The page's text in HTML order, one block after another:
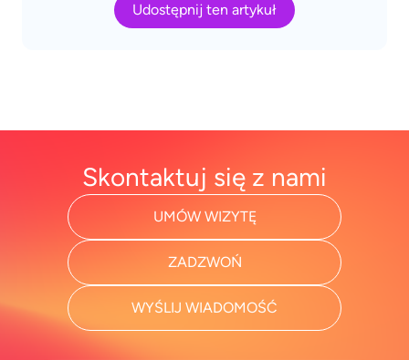
Udostępnij ten artykuł
Skontaktuj się z nami
UMÓW WIZYTĘ
ZADZWOŃ
WYŚLIJ WIADOMOŚĆ